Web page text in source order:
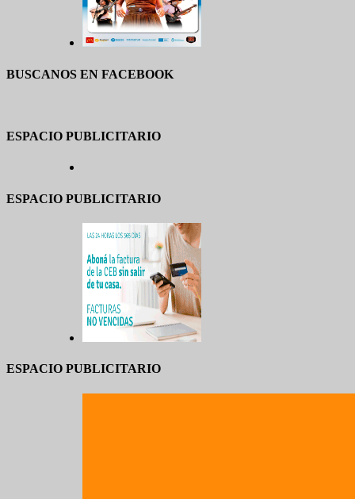
BUSCANOS EN FACEBOOK
ESPACIO PUBLICITARIO
ESPACIO PUBLICITARIO
ESPACIO PUBLICITARIO